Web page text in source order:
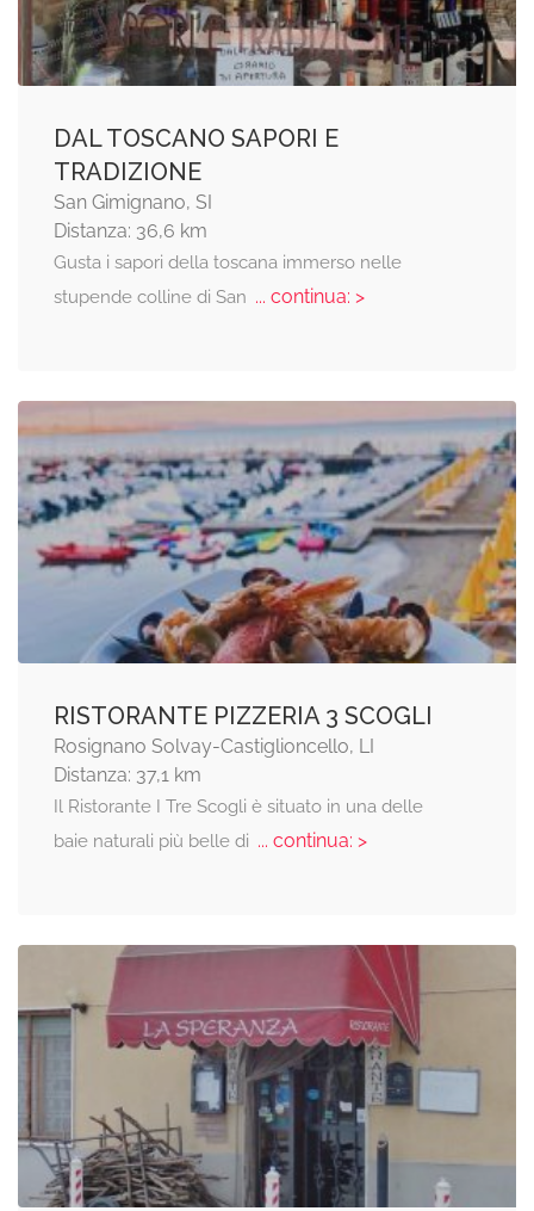
DAL TOSCANO SAPORI E
TRADIZIONE
San Gimignano, SI
Distanza: 36,6 km
Gusta i sapori della toscana immerso nelle
stupende colline di San ... continua: >
RISTORANTE PIZZERIA 3 SCOGLI
Rosignano Solvay-Castiglioncello, LI
Distanza: 37,1 km
Il Ristorante I Tre Scogli è situato in una delle
baie naturali più belle di ... continua: >